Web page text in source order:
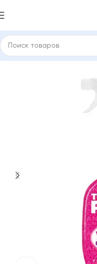
Главная Pink Stuff